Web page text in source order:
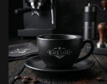
Bald erhältlich!